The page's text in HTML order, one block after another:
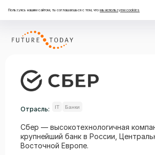
Пользуясь нашим сайтом, ты соглашаешься с тем, что мы используем cookies
Отрасль: IT Банки
Сбер — высокотехнологичная
крупнейший банк в России,
Восточной Европе.